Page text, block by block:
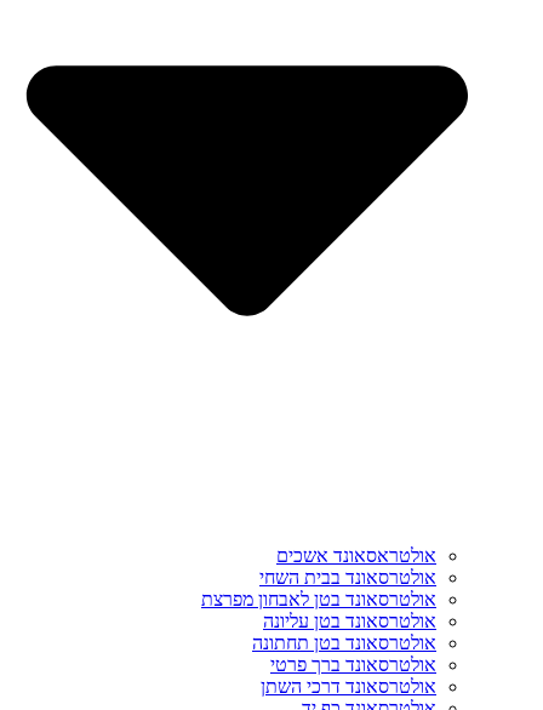
אולטראסאונד אשכים
אולטרסאונד בבית השחי
אולטרסאונד בטן לאבחון מפרצת
אולטרסאונד בטן עליונה
אולטרסאונד בטן תחתונה
אולטרסאונד ברך פרטי
אולטרסאונד דרכי השתן